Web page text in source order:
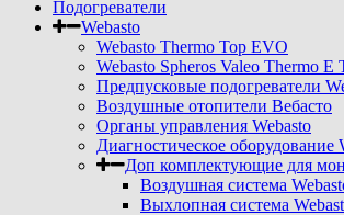
Подогреватели
Webasto
Webasto Thermo Top EVO
Webasto Spheros Valeo Thermo E
Предпусковые подогреватели
Воздушные отопители Вебасто
Органы управления Webasto
Диагностическое оборудование
Доп комплектующие для
Воздушная система
Выхлопная система